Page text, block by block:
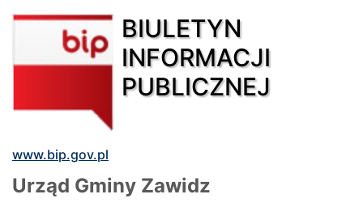
BIULETYN
INFORMACJI
PUBLICZNEJ
www.bip.gov.pl
Urząd Gminy Zawidz